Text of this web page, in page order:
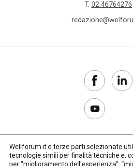
T. 02 46764276
Copyright
Wellforum.it e terze parti selezionate
tecnologie simili per finalità tecniche e,
per “miglioramento dell'esperienza”,